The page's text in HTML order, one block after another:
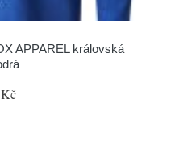
APPAREL královská